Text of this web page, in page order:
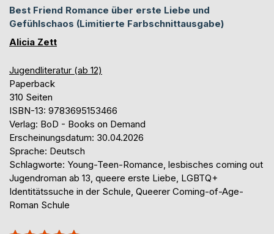
Best Friend Romance über erste Liebe und
Gefühlschaos (Limitierte Farbschnittausgabe)
Alicia Zett
Jugendliteratur (ab 12)
Paperback
310 Seiten
ISBN-13: 9783695153466
Verlag: BoD - Books on Demand
Erscheinungsdatum: 30.04.2026
Sprache: Deutsch
Schlagworte: Young-Teen-Romance, lesbisches coming out
Jugendroman ab 13, queere erste Liebe, LGBTQ+
Identitätssuche in der Schule, Queerer Coming-of-Age-
Roman Schule